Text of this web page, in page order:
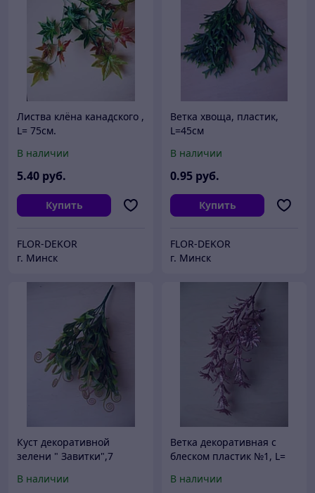
Листва клёна канадского ,
L= 75см.
В наличии
5.40 руб.
Купить
FLOR-DEKOR
г. Минск
Ветка хвоща, пластик,
L=45см
В наличии
0.95 руб.
Купить
FLOR-DEKOR
г. Минск
Куст декоративной
зелени " Завитки",7
В наличии
Ветка декоративная с
блеском пластик №1, L=
В наличии